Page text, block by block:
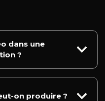
dans une
?
on produire ?